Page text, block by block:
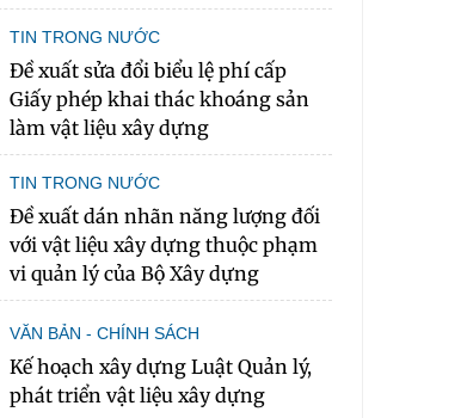
TIN TRONG NƯỚC
Đề xuất sửa đổi biểu lệ phí cấp
Giấy phép khai thác khoáng sản
làm vật liệu xây dựng
TIN TRONG NƯỚC
Đề xuất dán nhãn năng lượng đối
với vật liệu xây dựng thuộc phạm
vi quản lý của Bộ Xây dựng
VĂN BẢN - CHÍNH SÁCH
Kế hoạch xây dựng Luật Quản lý,
phát triển vật liệu xây dựng